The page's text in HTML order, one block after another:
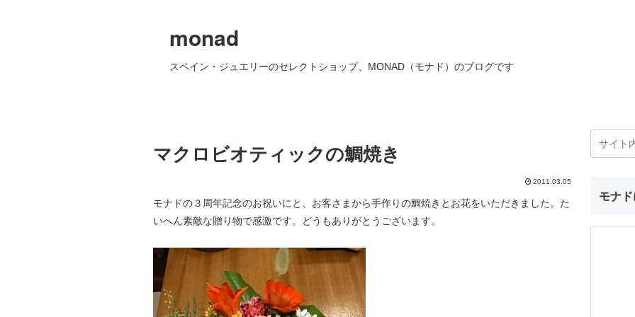
monad
スペイン・ジュエリーのセレクトショップ、MONAD（モナド）のブログです
マクロビオティックの鯛焼き
2011.03.05
モナドの３周年記念のお祝いにと、お客さまから手作りの鯛焼きとお花をいただきました。た
いへん素敵な贈り物で感激です。どうもありがとうございます。
モナ